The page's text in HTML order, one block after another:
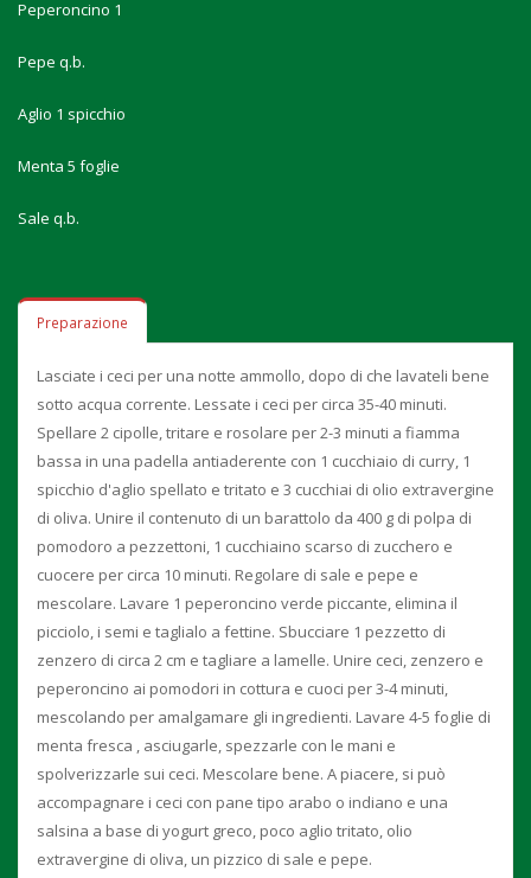
Peperoncino 1
Pepe q.b.
Aglio 1 spicchio
Menta 5 foglie
Sale q.b.
Preparazione
Lasciate i ceci per una notte ammollo, dopo di che lavateli bene
sotto acqua corrente. Lessate i ceci per circa 35-40 minuti.
Spellare 2 cipolle, tritare e rosolare per 2-3 minuti a fiamma
bassa in una padella antiaderente con 1 cucchiaio di curry, 1
spicchio d'aglio spellato e tritato e 3 cucchiai di olio extravergine
di oliva. Unire il contenuto di un barattolo da 400 g di polpa di
pomodoro a pezzettoni, 1 cucchiaino scarso di zucchero e
cuocere per circa 10 minuti. Regolare di sale e pepe e
mescolare. Lavare 1 peperoncino verde piccante, elimina il
picciolo, i semi e taglialo a fettine. Sbucciare 1 pezzetto di
zenzero di circa 2 cm e tagliare a lamelle. Unire ceci, zenzero e
peperoncino ai pomodori in cottura e cuoci per 3-4 minuti,
mescolando per amalgamare gli ingredienti. Lavare 4-5 foglie di
menta fresca , asciugarle, spezzarle con le mani e
spolverizzarle sui ceci. Mescolare bene. A piacere, si può
accompagnare i ceci con pane tipo arabo o indiano e una
salsina a base di yogurt greco, poco aglio tritato, olio
extravergine di oliva, un pizzico di sale e pepe.